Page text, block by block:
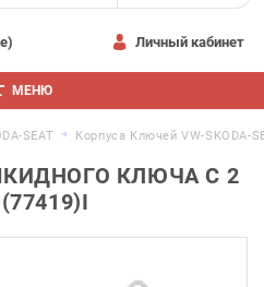
Личный кабинет
МЕНЮ
SEAT Корпуса Ключей VW-SKODA-
КЛЮЧА С 2